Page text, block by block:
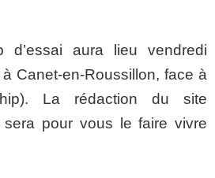
d’essai aura lieu vendredi
Canet-en-Roussillon, face à
La rédaction du site
sera pour vous le faire vivre